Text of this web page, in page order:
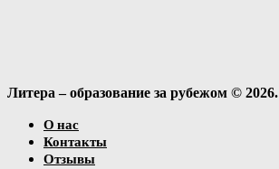
Литера – образование за рубежом © 2026.
О нас
Контакты
Отзывы